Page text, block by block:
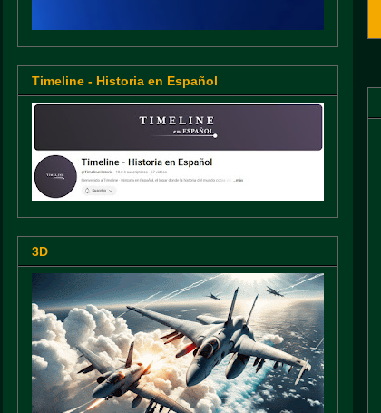
Timeline - Historia en Español
3D